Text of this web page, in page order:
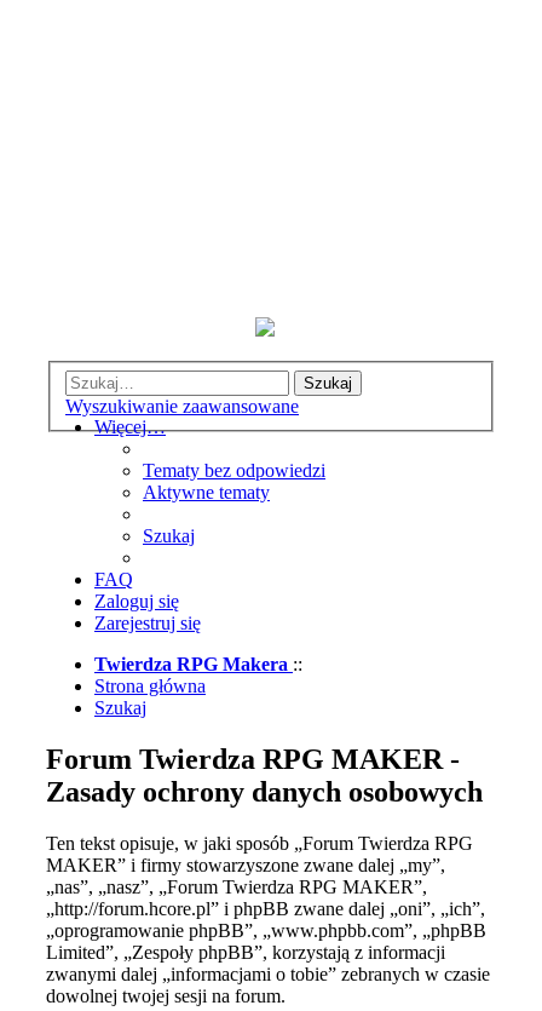
Szukaj
Wyszukiwanie zaawansowane
Więcej…
Tematy bez odpowiedzi
Aktywne tematy
Szukaj
FAQ
Zaloguj się
Zarejestruj się
Twierdza RPG Makera ::
Strona główna
Szukaj
Forum Twierdza RPG MAKER -
Zasady ochrony danych osobowych
Ten tekst opisuje, w jaki sposób „Forum Twierdza RPG
MAKER” i firmy stowarzyszone zwane dalej „my”,
„nas”, „nasz”, „Forum Twierdza RPG MAKER”,
„http://forum.hcore.pl” i phpBB zwane dalej „oni”, „ich”,
„oprogramowanie phpBB”, „www.phpbb.com”, „phpBB
Limited”, „Zespoły phpBB”, korzystają z informacji
zwanymi dalej „informacjami o tobie” zebranych w czasie
dowolnej twojej sesji na forum.